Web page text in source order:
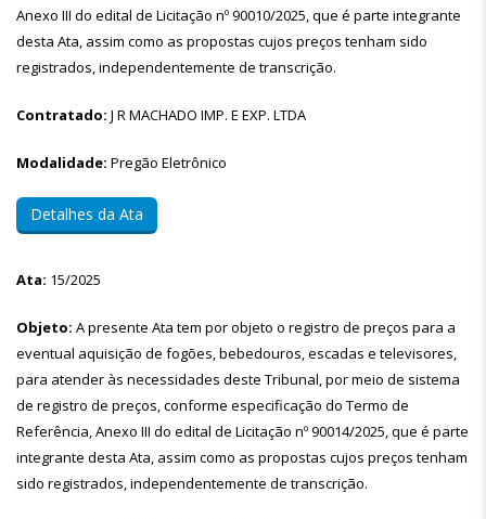
Anexo III do edital de Licitação nº 90010/2025, que é parte integrante
desta Ata, assim como as propostas cujos preços tenham sido
registrados, independentemente de transcrição.
Contratado: J R MACHADO IMP. E EXP. LTDA
Modalidade: Pregão Eletrônico
Detalhes da Ata
Ata: 15/2025
Objeto: A presente Ata tem por objeto o registro de preços para a
eventual aquisição de fogões, bebedouros, escadas e televisores,
para atender às necessidades deste Tribunal, por meio de sistema
de registro de preços, conforme especificação do Termo de
Referência, Anexo III do edital de Licitação nº 90014/2025, que é parte
integrante desta Ata, assim como as propostas cujos preços tenham
sido registrados, independentemente de transcrição.